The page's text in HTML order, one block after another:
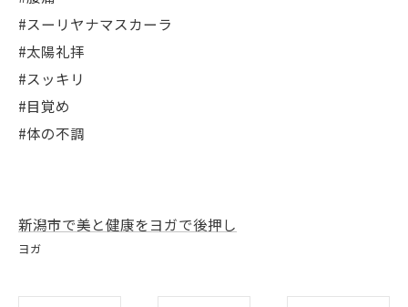
#スーリヤナマスカーラ
#太陽礼拝
#スッキリ
#目覚め
#体の不調
新潟市で美と健康をヨガで後押し
ヨガ